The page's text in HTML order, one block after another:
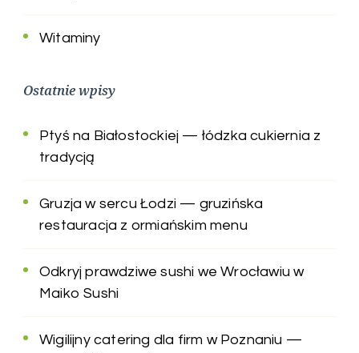
Witaminy
Ostatnie wpisy
Ptyś na Białostockiej — łódzka cukiernia z
tradycją
Gruzja w sercu Łodzi — gruzińska
restauracja z ormiańskim menu
Odkryj prawdziwe sushi we Wrocławiu w
Maiko Sushi
Wigilijny catering dla firm w Poznaniu —